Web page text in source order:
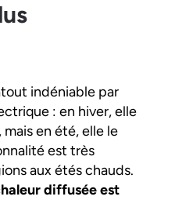
indéniable par
: en hiver, elle
en été, elle le
est très
aux étés chauds.
diffusée est